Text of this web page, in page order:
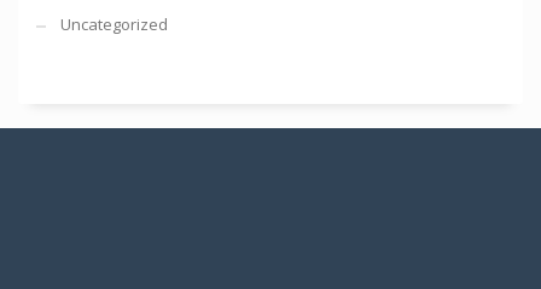
Uncategorized